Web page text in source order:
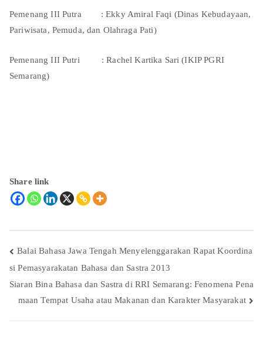
Pemenang III Putra : Ekky Amiral Faqi (Dinas Kebudayaan,
Pariwisata, Pemuda, dan Olahraga Pati)
Pemenang III Putri : Rachel Kartika Sari (IKIP PGRI
Semarang)
Share link
Balai Bahasa Jawa Tengah Menyelenggarakan Rapat Koordina
si Pemasyarakatan Bahasa dan Sastra 2013
Siaran Bina Bahasa dan Sastra di RRI Semarang: Fenomena Pena
maan Tempat Usaha atau Makanan dan Karakter Masyarakat